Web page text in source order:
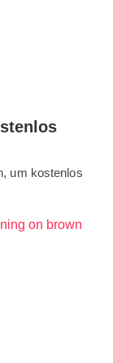
um kostenlos